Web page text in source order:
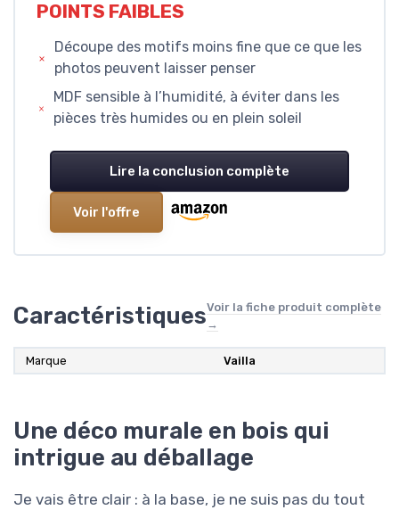
POINTS FAIBLES
Découpe des motifs moins fine que ce que les
photos peuvent laisser penser
MDF sensible à l’humidité, à éviter dans les
pièces très humides ou en plein soleil
Lire la conclusion complète
Voir l'offre
CaractéristiquesVoir la fiche produit complète
→
Marque Vailla
Une déco murale en bois qui
intrigue au déballage
Je vais être clair : à la base, je ne suis pas du tout